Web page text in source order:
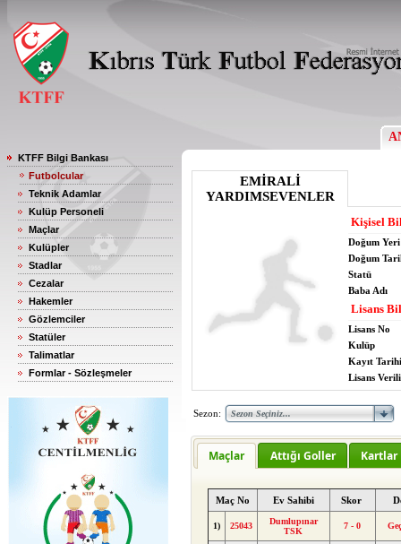
KTFF Bilgi Bankası
Futbolcular
Teknik Adamlar
Kulüp Personeli
Maçlar
Kulüpler
Stadlar
Cezalar
Hakemler
Gözlemciler
Statüler
Talimatlar
Formlar - Sözleşmeler
EMİRALİ
YARDIMSEVENLER
Kişisel
Doğum Yeri
Doğum
Statü
Baba Adı
Lisans
Lisans No
Kulüp
Kayıt Tarihi
Lisans
Sezon:
Maçlar Attığı Goller Kartlar
Maç No Ev Sahibi Skor
1) 25043
Dumlupınar
TSK
7 - 0